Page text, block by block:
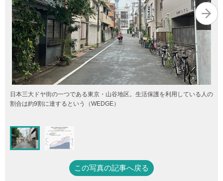
日本三大ドヤ街の一つである東京・山谷地区。生活保護を利用している人の
割合は約9割に達するという（WEDGE）
この写真の記事へ戻る